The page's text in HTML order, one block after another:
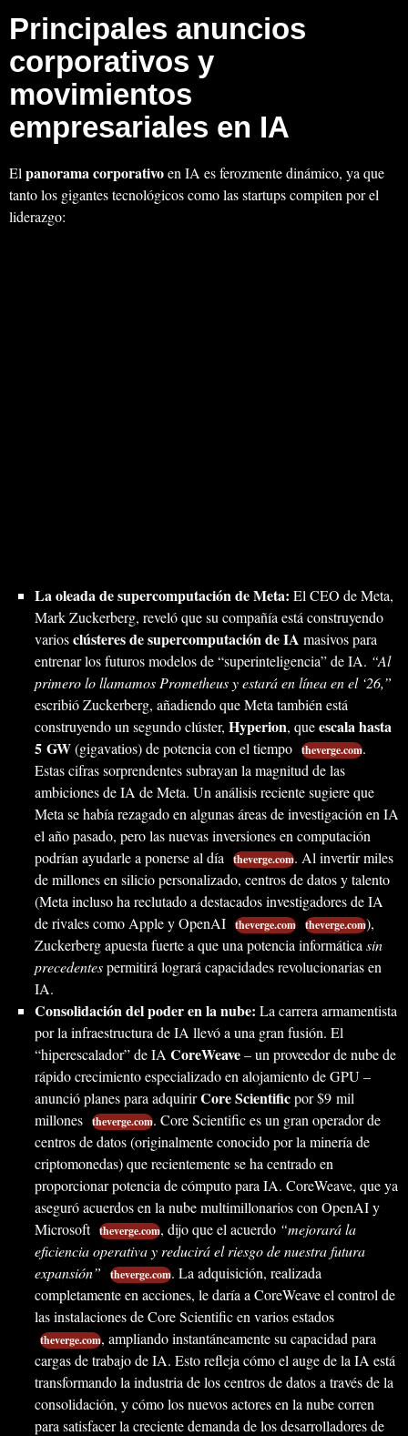
Principales anuncios
corporativos y
movimientos
empresariales en IA
El panorama corporativoen IA es ferozmente dinámico, ya que
tanto los gigantes tecnológicos como las startups compiten por el
liderazgo:
La oleada de supercomputación de Meta: El CEO de Meta,
Mark Zuckerberg, reveló que su compañía está construyendo
variosclústeres de supercomputación de IA masivos para
entrenar los futuros modelos de “superinteligencia” de IA. “Al
primero lo llamamos Prometheus y estará en línea en el ‘26,”
escribió Zuckerberg, añadiendo que Meta también está
construyendo un segundo clúster, Hyperion, queescala hasta
5 GW(gigavatios) de potencia con el tiempo theverge.com.
Estas cifras sorprendentes subrayan la magnitud de las
ambiciones de IA de Meta. Un análisis reciente sugiere que
Meta se había rezagado en algunas áreas de investigación en IA
el año pasado, pero las nuevas inversiones en computación
podrían ayudarle a ponerse al día
theverge.com. Al invertir miles
de millones en silicio personalizado, centros de datos y talento
(Meta incluso ha reclutado a destacados investigadores de IA
de rivales como Apple y OpenAI theverge.com theverge.com),
Zuckerberg apuesta fuerte a que una potencia informática sin
precedentespermitirá logrará capacidades revolucionarias en
IA.
Consolidación del poder en la nube: La carrera armamentista
por la infraestructura de IA llevó a una gran fusión. El
“hiperescalador” de IA CoreWeave– un proveedor de nube de
rápido crecimiento especializado en alojamiento de GPU –
anunció planes para adquirirCore Scientificpor $9 mil
millones theverge.com. Core Scientific es un gran operador de
centros de datos (originalmente conocido por la minería de
criptomonedas) que recientemente se ha centrado en
proporcionar potencia de cómputo para IA. CoreWeave, que ya
aseguró acuerdos en la nube multimillonarios con OpenAI y
Microsoft theverge.com, dijo que el acuerdo “mejorará la
eficiencia operativa y reducirá el riesgo de nuestra futura
expansión”
theverge.com. La adquisición, realizada
completamente en acciones, le daría a CoreWeave el control de
las instalaciones de Core Scientific en varios estados
theverge.com, ampliando instantáneamente su capacidad para
cargas de trabajo de IA. Esto refleja cómo el auge de la IA está
transformando la industria de los centros de datos a través de la
consolidación, y cómo los nuevos actores en la nube corren
para satisfacer la creciente demanda de los desarrolladores de